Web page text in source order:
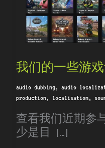
我们的一些游戏
audio dubbing, audio
production, localisation,
查看我们近期参
少是目 […]
频
项
目